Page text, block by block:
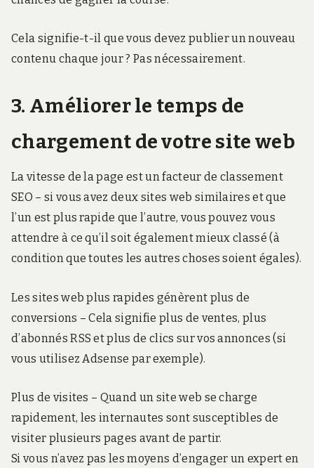
Cela signifie-t-il que vous devez publier un nouveau
contenu chaque jour ? Pas nécessairement.
3. Améliorer le temps de
chargement de votre site web
La vitesse de la page est un facteur de classement
SEO – si vous avez deux sites web similaires et que
l’un est plus rapide que l’autre, vous pouvez vous
attendre à ce qu’il soit également mieux classé (à
condition que toutes les autres choses soient égales).
Les sites web plus rapides génèrent plus de
conversions – Cela signifie plus de ventes, plus
d’abonnés RSS et plus de clics sur vos annonces (si
vous utilisez Adsense par exemple).
Plus de visites – Quand un site web se charge
rapidement, les internautes sont susceptibles de
visiter plusieurs pages avant de partir.
Si vous n’avez pas les moyens d’engager un expert en